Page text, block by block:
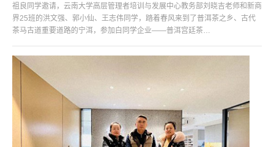
祖良同学邀请，云南大学高层管理者培训与发展中心教务部刘晓吉老师和新商
界25班的洪文强、郭小仙、王志伟同学，踏着春风来到了普洱茶之乡、古代
茶马古道重要道路的宁洱，参加白同学企业——普洱宫廷茶…